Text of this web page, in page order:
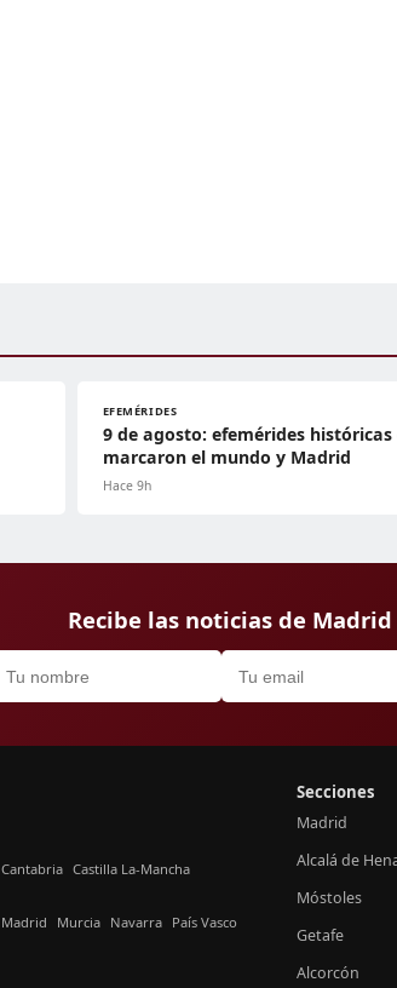
EFEMÉRIDES
9 de agosto: efemérides históricas
marcaron el mundo y Madrid
Hace 9h
Recibe las noticias de
Cantabria Castilla La-Mancha
Madrid Murcia Navarra País Vasco
Secciones
Madrid
Alcalá de
Móstoles
Getafe
Alcorcón